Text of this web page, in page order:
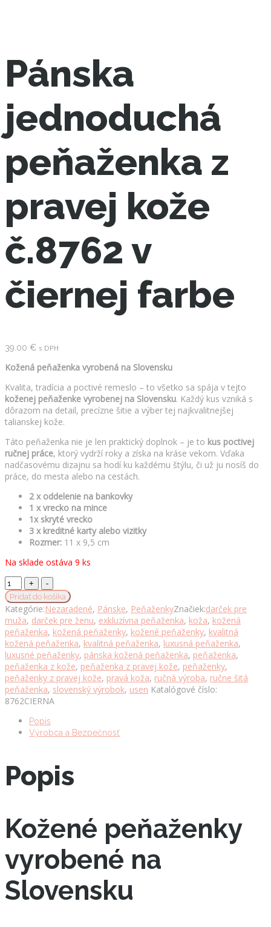
Pánska
jednoduchá
peňaženka z
pravej kože
č.8762 v
čiernej farbe
39.00 € s DPH
Kožená peňaženka vyrobená na Slovensku
Kvalita, tradícia a poctivé remeslo – to všetko sa spája v tejto
koženej peňaženke vyrobenej na Slovensku. Každý kus vzniká s
dôrazom na detail, precízne šitie a výber tej najkvalitnejšej
talianskej kože.
Táto peňaženka nie je len praktický doplnok – je to kus poctivej
ručnej práce, ktorý vydrží roky a získa na kráse vekom. Vďaka
nadčasovému dizajnu sa hodí ku každému štýlu, či už ju nosíš do
práce, do mesta alebo na cestách.
2 x oddelenie na bankovky
1 x vrecko na mince
1x skryté vrecko
3 x kreditné karty alebo vizitky
Rozmer: 11 x 9,5 cm
Na sklade ostáva 9 ks
Pánska
jednoduchá
peňaženka
z
pravej
kože
č.8762
v
čiernej
farbe
množstvo
Pridať do košíka
Kategórie:Nezaradené, Pánske, PeňaženkyZnačiek:darček pre
muža, darček pre ženu, exkluzívna peňaženka, koža, kožená
peňaženka, kožená peňaženky, kožené peňaženky, kvalitná
kožená peňaženka, kvalitná peňaženka, luxusná peňaženka,
luxusné peňaženky, pánska kožená peňaženka, peňaženka,
peňaženka z kože, peňaženka z pravej kože, peňaženky,
peňaženky z pravej kože, pravá koža, ručná výroba, ručne šitá
peňaženka, slovenský výrobok, usen Katalógové číslo:
8762CIERNA
Popis
Výrobca a Bezpečnosť
Popis
Kožené peňaženky
vyrobené na
Slovensku